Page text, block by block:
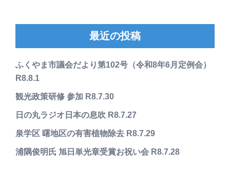
最近の投稿
ふくやま市議会だより第102号（令和8年6月定例会）
R8.8.1
観光政策研修 参加 R8.7.30
日の丸ラジオ日本の息吹 R8.7.27
泉学区 曙地区の有害植物除去 R8.7.29
浦隅俊明氏 旭日単光章受賞お祝い会 R8.7.28